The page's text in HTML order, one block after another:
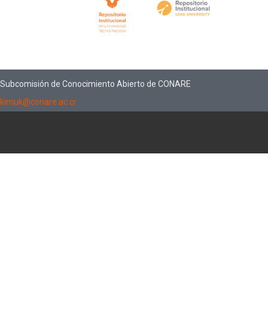
Subcomisión de Conocimiento Abierto de CONARE
kimuk@conare.ac.cr